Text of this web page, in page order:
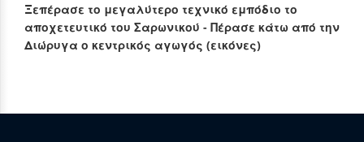
Ξεπέρασε το μεγαλύτερο τεχνικό εμπόδιο το
αποχετευτικό του Σαρωνικού - Πέρασε κάτω από την
Διώρυγα ο κεντρικός αγωγός (εικόνες)